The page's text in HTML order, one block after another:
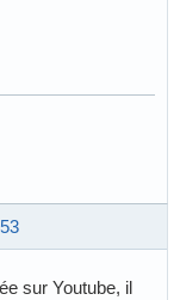
sur Youtube, il